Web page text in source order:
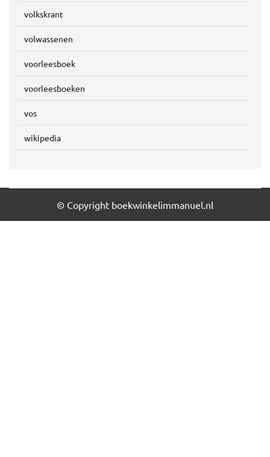
volkskrant
volwassenen
voorleesboek
voorleesboeken
vos
wikipedia
© Copyright boekwinkelimmanuel.nl